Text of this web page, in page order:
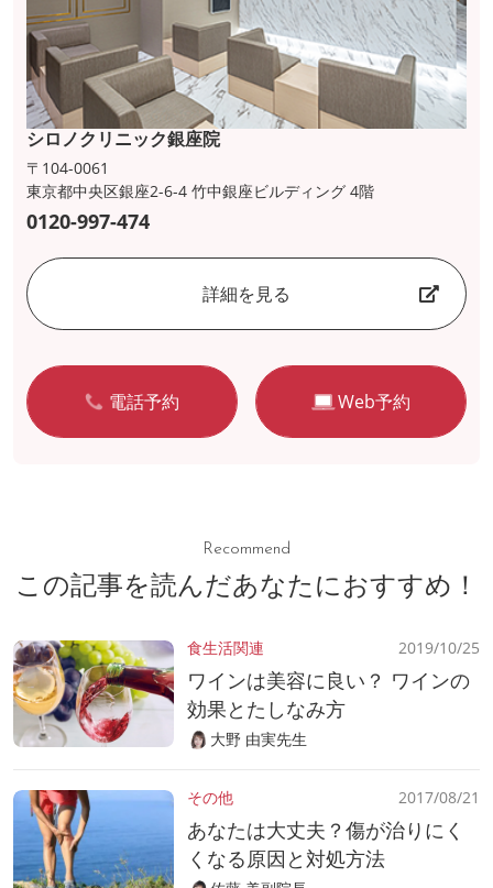
シロノクリニック銀座院
〒104-0061
東京都中央区銀座2-6-4 竹中銀座ビルディング 4階
0120-997-474
詳細を見る
電話予約 Web予約
Recommend
この記事を読んだあなたにおすすめ！
食生活関連 2019/10/25
ワインは美容に良い？ ワインの
効果とたしなみ方
大野 由実先生
その他 2017/08/21
あなたは大丈夫？傷が治りにく
くなる原因と対処方法